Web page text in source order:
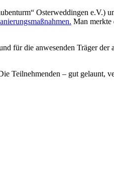
Osterweddingen e.V.)
Man merkte
für die anwesenden Träger der
Teilnehmenden – gut gelaunt,